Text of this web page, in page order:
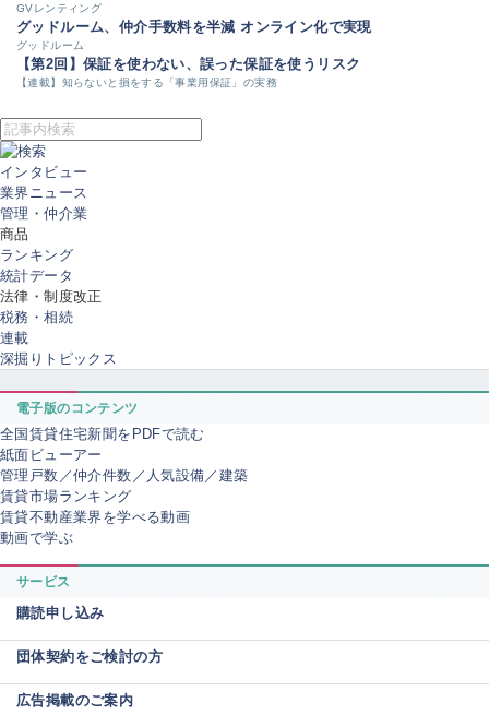
GVレンティング
グッドルーム、仲介手数料を半減 オンライン化で実現
グッドルーム
【第2回】保証を使わない、誤った保証を使うリスク
【連載】知らないと損をする「事業用保証」の実務
インタビュー
業界ニュース
管理・仲介業
商品
ランキング
統計データ
法律・制度改正
税務・相続
連載
深掘りトピックス
電子版のコンテンツ
全国賃貸住宅新聞をPDFで読む
紙面ビューアー
管理戸数／仲介件数／人気設備／建築
賃貸市場ランキング
賃貸不動産業界を学べる動画
動画で学ぶ
サービス
購読申し込み
団体契約をご検討の方
広告掲載のご案内